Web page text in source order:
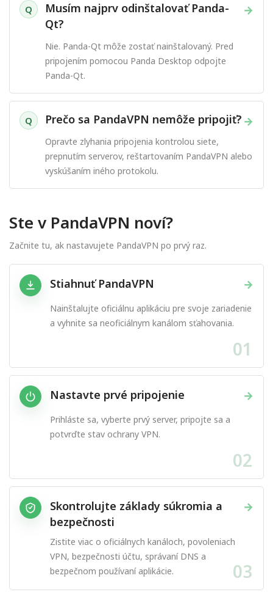
Q →
Musím najprv odinštalovať Panda-
Qt?
Nie. Panda-Qt môže zostať nainštalovaný. Pred
pripojením pomocou Panda Desktop odpojte
Panda-Qt.
Q →
Prečo sa PandaVPN nemôže pripojiť?
Opravte zlyhania pripojenia kontrolou siete,
prepnutím serverov, reštartovaním PandaVPN alebo
vyskúšaním iného protokolu.
Ste v PandaVPN noví?
Začnite tu, ak nastavujete PandaVPN po prvý raz.
→
Stiahnuť PandaVPN
Nainštalujte oficiálnu aplikáciu pre svoje zariadenie
a vyhnite sa neoficiálnym kanálom sťahovania.
01
→
Nastavte prvé pripojenie
Prihláste sa, vyberte prvý server, pripojte sa a
potvrďte stav ochrany VPN.
02
→
Skontrolujte základy súkromia a
bezpečnosti
Zistite viac o oficiálnych kanáloch, povoleniach
VPN, bezpečnosti účtu, správaní DNS a
bezpečnom používaní aplikácie.
03